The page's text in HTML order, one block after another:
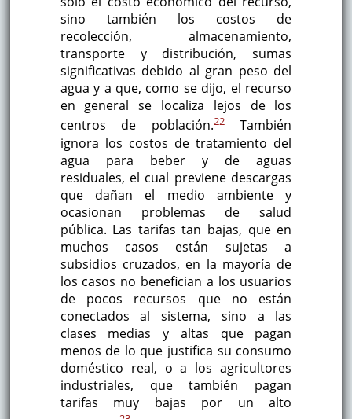
sino también los costos de
recolección, almacenamiento,
transporte y distribución, sumas
significativas debido al gran peso del
agua y a que, como se dijo, el recurso
en general se localiza lejos de los
centros de población.22También
ignora los costos de tratamiento del
agua para beber y de aguas
residuales, el cual previene descargas
que dañan el medio ambiente y
ocasionan problemas de salud
pública. Las tarifas tan bajas, que en
muchos casos están sujetas a
subsidios cruzados, en la mayoría de
los casos no benefician a los usuarios
de pocos recursos que no están
conectados al sistema, sino a las
clases medias y altas que pagan
menos de lo que justifica su consumo
doméstico real, o a los agricultores
industriales, que también pagan
tarifas muy bajas por un alto